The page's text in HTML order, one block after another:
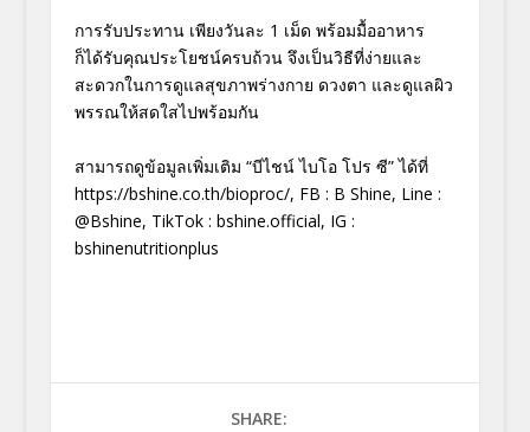
การรับประทาน เพียงวันละ 1 เม็ด พร้อมมื้ออาหาร
ก็ได้รับคุณประโยชน์ครบถ้วน จึงเป็นวิธีที่ง่ายและ
สะดวกในการดูแลสุขภาพร่างกาย ดวงตา และดูแลผิว
พรรณให้สดใสไปพร้อมกัน
สามารถดูข้อมูลเพิ่มเติม “บีไชน์ ไบโอ โปร ซี” ได้ที่
https://bshine.co.th/bioproc/, FB : B Shine, Line :
@Bshine, TikTok : bshine.official, IG :
bshinenutritionplus
SHARE: